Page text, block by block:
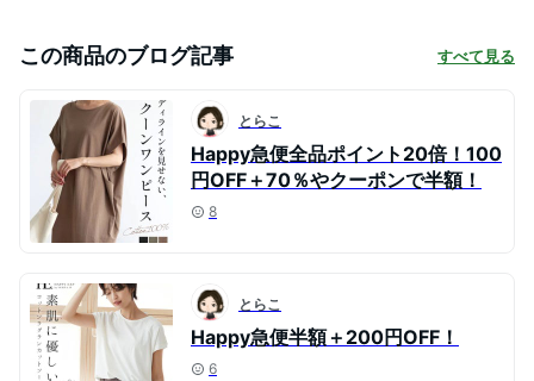
この商品のブログ記事 すべて見る
とらこ
Happy急便全品ポイント20倍！100
円OFF＋70％やクーポンで半額！
8
とらこ
Happy急便半額＋200円OFF！
6